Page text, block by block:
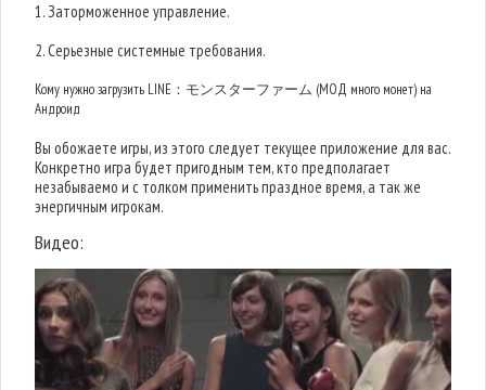
1. Заторможенное управление.
2. Серьезные системные требования.
Кому нужно загрузить LINE：モンスターファーム (МОД много монет) на
Андроид
Вы обожаете игры, из этого следует текущее приложение для вас.
Конкретно игра будет пригодным тем, кто предполагает
незабываемо и с толком применить праздное время, а так же
энергичным игрокам.
Видео: